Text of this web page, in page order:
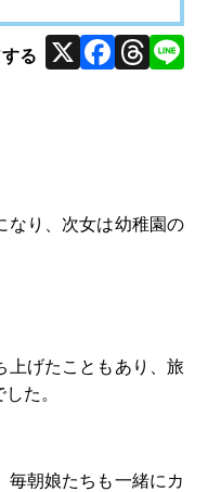
X
なり、次女は幼稚園の
上げたこともあり、旅
た。
毎朝娘たちも一緒にカ